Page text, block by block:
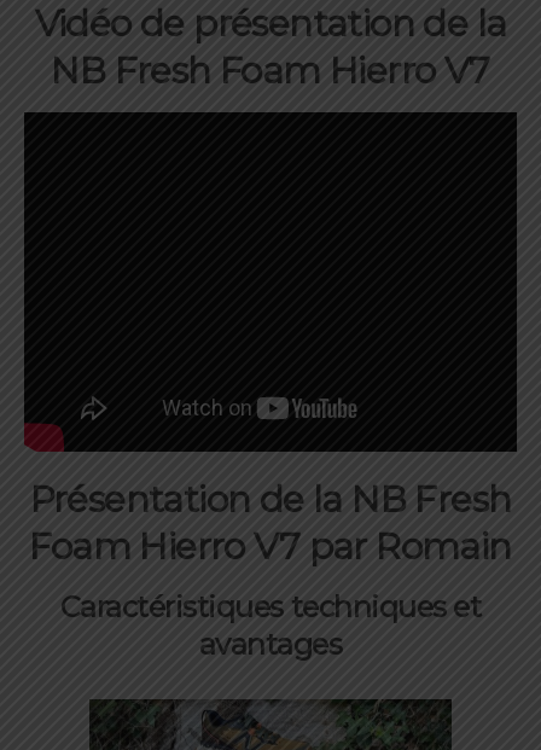
Vidéo de présentation de la
NB Fresh Foam Hierro V7
Présentation de la NB Fresh
Foam Hierro V7 par Romain
Caractéristiques techniques et
avantages